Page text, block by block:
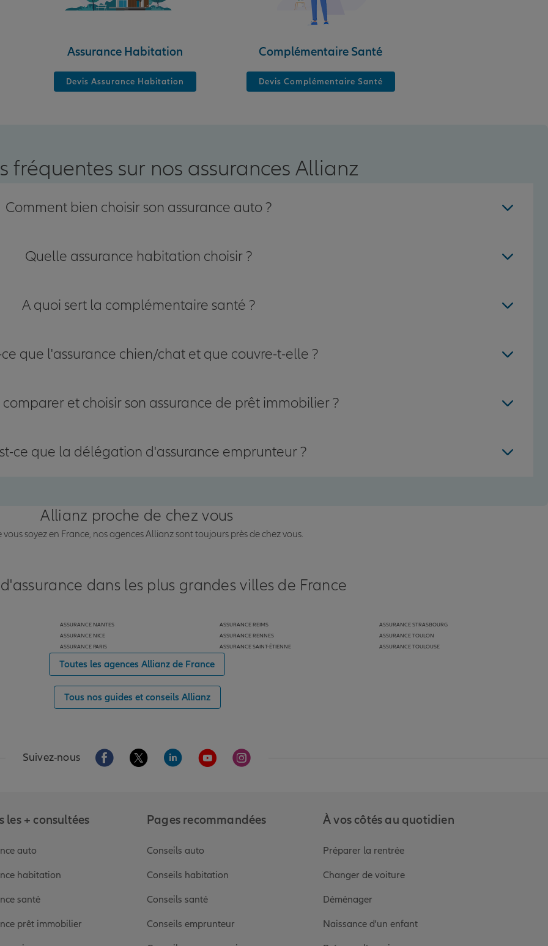
Assurance Habitation
Devis Assurance Habitation
Complémentaire Santé
Devis Complémentaire Santé
fréquentes sur nos assurances Allianz
Comment bien choisir son assurance auto ?
Quelle assurance habitation choisir ?
A quoi sert la complémentaire santé ?
que l'assurance chien/chat et que couvre-t-elle ?
et choisir son assurance de prêt immobilier ?
ce que la délégation d'assurance emprunteur ?
Allianz proche de chez vous
vous soyez en France, nos agences Allianz sont toujours près de chez vous.
dans les plus grandes villes de France
ASSURANCE NANTES
ASSURANCE NICE
ASSURANCE PARIS
ASSURANCE REIMS
ASSURANCE RENNES
ASSURANCE SAINT-ÉTIENNE
ASSURANCE STRASBOURG
ASSURANCE TOULON
ASSURANCE TOULOUSE
Toutes les agences Allianz de France
Tous nos guides et conseils Allianz
Suivez-nous Aller sur la page Facebook de Allianz
Aller sur la page Twitter de Allianz
Aller sur la page Linkedin de Allianz
Aller sur la page Youtube de Allianz
Aller sur la page Instagram de Allianz
les + consultées
auto
habitation
santé
prêt immobilier
Pages recommandées
Conseils auto
Conseils habitation
Conseils santé
Conseils emprunteur
À vos côtés au quotidien
Préparer la rentrée
Changer de voiture
Déménager
Naissance d'un enfant